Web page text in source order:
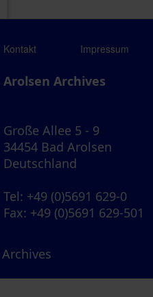
Kontakt Impressum
Arolsen Archives
Große Allee 5 - 9
34454 Bad Arolsen
Deutschland
Tel: +49 (0)5691 629-0
Fax: +49 (0)5691 629-501